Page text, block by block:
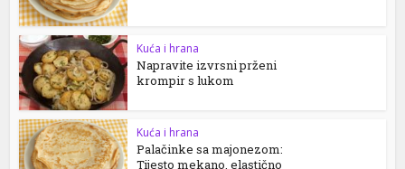
Kuća i hrana
Napravite izvrsni prženi
krompir s lukom
Kuća i hrana
Palačinke sa majonezom:
Tijesto mekano, elastično